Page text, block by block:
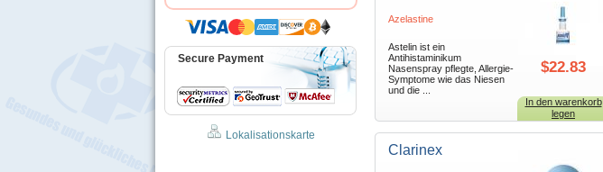
Secure Payment
Lokalisationskarte
Azelastine
Astelin ist ein
Antihistaminikum
Nasenspray pflegte, Allergie-
Symptome wie das Niesen
und die ...
$22.83
In den warenkorb
legen
Clarinex